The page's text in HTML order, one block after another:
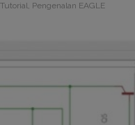
Pengenalan EAGLE